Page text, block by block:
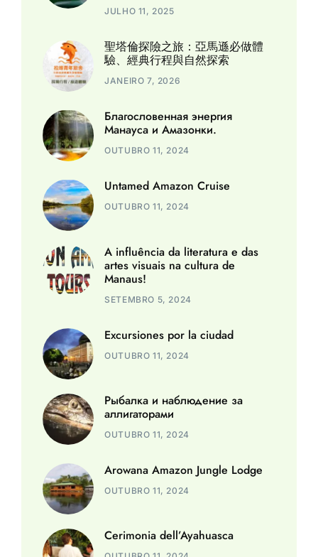
JULHO 11, 2025
聖塔倫探險之旅：亞馬遜必做體
驗、經典行程與自然探索
JANEIRO 7, 2026
Благословенная энергия
Манауса и Амазонки.
OUTUBRO 11, 2024
Untamed Amazon Cruise
OUTUBRO 11, 2024
A influência da literatura e das
artes visuais na cultura de
Manaus!
SETEMBRO 5, 2024
Excursiones por la ciudad
OUTUBRO 11, 2024
Рыбалка и наблюдение за
аллигаторами
OUTUBRO 11, 2024
Arowana Amazon Jungle Lodge
OUTUBRO 11, 2024
Cerimonia dell’Ayahuasca